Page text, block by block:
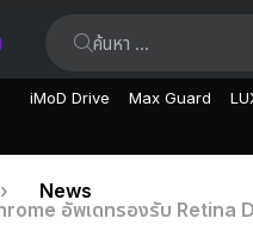
iMoD Drive Max Guard
News
อัพเดทรองรับ Retina